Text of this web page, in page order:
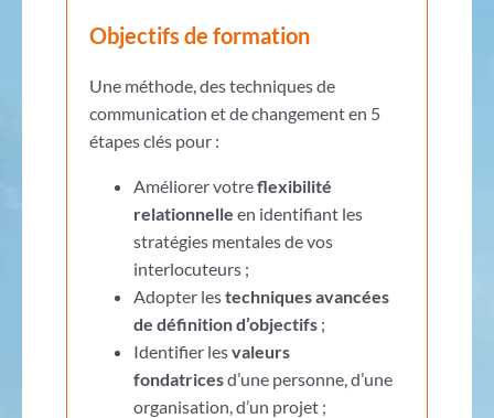
Objectifs de formation
Une méthode, des techniques de
communication et de changement en 5
étapes clés pour :
Améliorer votreflexibilité
relationnelle en identifiant les
stratégies mentales de vos
interlocuteurs ;
Adopter lestechniques avancées
de définition d’objectifs;
Identifier lesvaleurs
fondatricesd’une personne, d’une
organisation, d’un projet ;